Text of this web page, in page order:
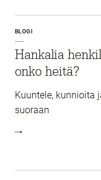
BLOGI
Hankalia
onko heitä?
Kuuntele, kunnioita
suoraan